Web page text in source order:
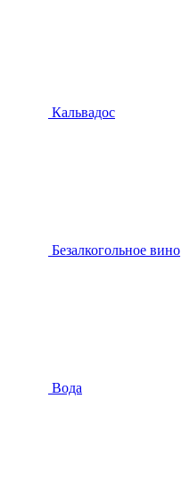
Кальвадос
Безалкогольное вино
Вода